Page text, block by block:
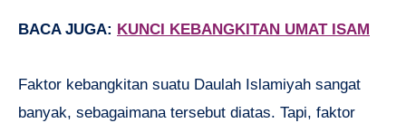
BACA JUGA: KUNCI KEBANGKITAN UMAT ISAM
Faktor kebangkitan suatu Daulah Islamiyah sangat
banyak, sebagaimana tersebut diatas. Tapi, faktor